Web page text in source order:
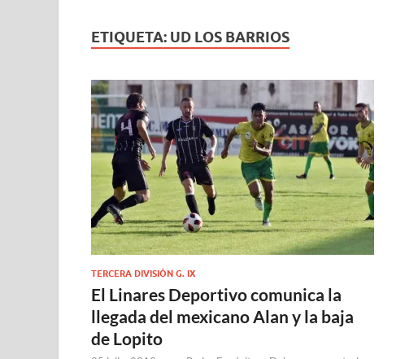
ETIQUETA: UD LOS BARRIOS
TERCERA DIVISIÓN G. IX
El Linares Deportivo comunica la
llegada del mexicano Alan y la baja
de Lopito